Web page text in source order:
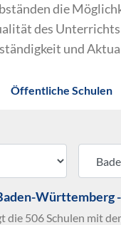
die
des
und
Öffentliche Schulen
Württemberg
die 506 Schulen mit